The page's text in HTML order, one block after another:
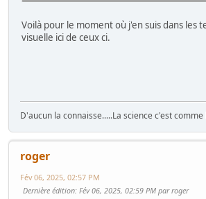
Voilà pour le moment où j'en suis dans les
visuelle ici de ceux ci.
D'aucun la connaisse.....La science c'est
roger
Fév 06, 2025, 02:57 PM
Dernière édition: Fév 06, 2025, 02:59 PM par roger